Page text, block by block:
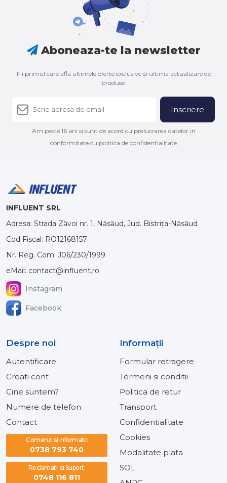
Aboneaza-te la newsletter
Fii primul care afla ultimele oferte exclusive și ultima actualizare de
produse.
Inscriere
Am peste 16 ani si sunt de acord cu prelucrarea datelor in
conformitate cu politica de confidentialitate
INFLUENT SRL
Adresa: Strada Zăvoi nr. 1, Năsăud, Jud. Bistrița-Năsăud
Cod Fiscal: RO12168157
Nr. Reg. Com: J06/230/1999
eMail: contact@influent.ro
Instagram
Facebook
Despre noi
Autentificare
Creati cont
Cine suntem?
Numere de telefon
Contact
Comenzi si informatii:
0738 793 740
Reclamatii si Suport:
0748 116 811
Informaţii
Formular retragere
Termeni si conditii
Politica de retur
Transport
Confidentialitate
Cookies
Modalitate plata
SOL